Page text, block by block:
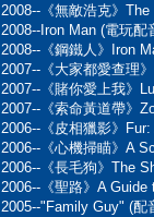
2008--《無敵浩克》
2008--Iron Man (電玩配
2008--《鋼鐵人》Iron
2007--《大家都愛查理
2007--《賭你愛上我》
2007--《索命黃道帶》
2006--《皮相獵影》
2006--《心機掃瞄》A
2006--《長毛狗》The
2006--《聖路》A
2005--"Family Guy" (配